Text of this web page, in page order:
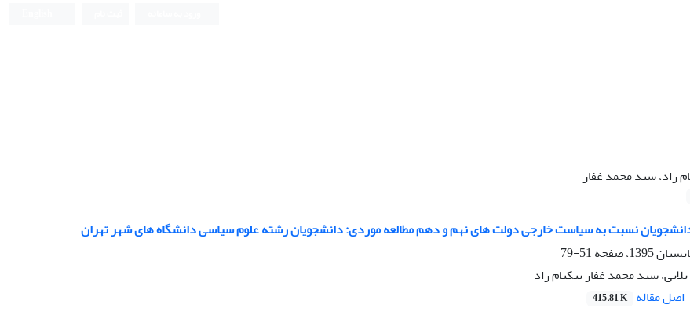
راد، سید محمد غفار
نسبت به سیاست خارجی دولت های نهم و دهم مطالعه موردی: دانشجویان رشته علوم سیاسی دانشگاه های شهر تهران
51-79
سید محمد غفار نیکنام راد
اصل مقاله 415.81 K